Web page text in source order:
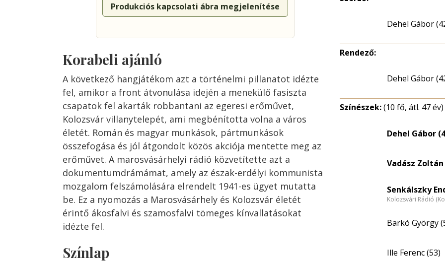
Produkciós kapcsolati ábra megjelenítése
Korabeli ajánló
A következő hangjátékom azt a történelmi pillanatot idézte
fel, amikor a front átvonulása idején a menekülő fasiszta
csapatok fel akarták robbantani az egeresi erőművet,
Kolozsvár villanytelepét, ami megbénította volna a város
életét. Román és magyar munkások, pártmunkások
összefogása és jól átgondolt közös akciója mentette meg az
erőművet. A marosvásárhelyi rádió közvetítette azt a
dokumentumdrámámat, amely az észak-erdélyi kommunista
mozgalom felszámolására elrendelt 1941-es ügyet mutatta
be. Ez a nyomozás a Marosvásárhely és Kolozsvár életét
érintő ákosfalvi és szamosfalvi tömeges kínvallatásokat
idézte fel.
Színlap
Dehel Gábor
Rendező:
Dehel Gábor
Színészek:(10 fő, átl. 47 év)
Dehel Gábor
Vadász Zoltán
Senkálszky
Kolozsvári Rádió
Barkó György
Ille Ferenc (53)